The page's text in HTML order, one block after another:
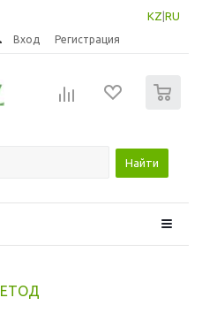
KZ RU
Вход Регистрация
Найти